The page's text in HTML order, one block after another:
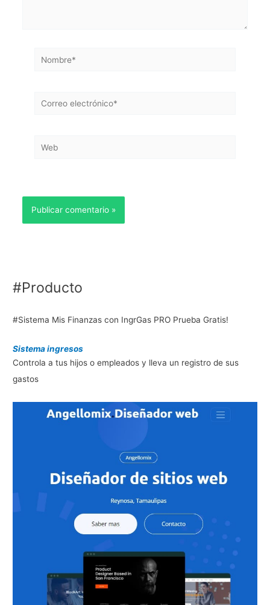
Nombre*
Correo
Web
#Producto
#Sistema Mis Finanzas con IngrGas PRO Prueba Gratis!
Sistema ingresos
Controla a tus hijos o empleados y lleva un registro de sus
gastos